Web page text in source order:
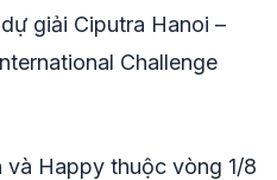
giải Ciputra Hanoi –
Challenge
và Happy thuộc vòng 1/8